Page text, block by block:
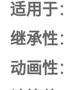
适用于
继承性
动画性